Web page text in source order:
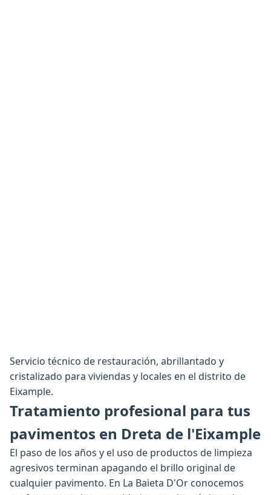
Servicio técnico de restauración, abrillantado y
cristalizado para viviendas y locales en el distrito de
Eixample.
Tratamiento profesional para tus
pavimentos en Dreta de l'Eixample
El paso de los años y el uso de productos de limpieza
agresivos terminan apagando el brillo original de
cualquier pavimento. En La Baieta D'Or conocemos